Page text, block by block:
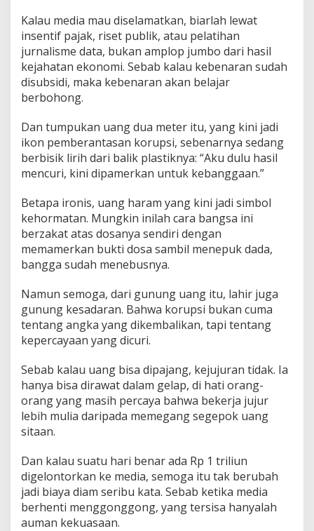
Kalau media mau diselamatkan, biarlah lewat
insentif pajak, riset publik, atau pelatihan
jurnalisme data, bukan amplop jumbo dari hasil
kejahatan ekonomi. Sebab kalau kebenaran sudah
disubsidi, maka kebenaran akan belajar
berbohong.
Dan tumpukan uang dua meter itu, yang kini jadi
ikon pemberantasan korupsi, sebenarnya sedang
berbisik lirih dari balik plastiknya: “Aku dulu hasil
mencuri, kini dipamerkan untuk kebanggaan.”
Betapa ironis, uang haram yang kini jadi simbol
kehormatan. Mungkin inilah cara bangsa ini
berzakat atas dosanya sendiri dengan
memamerkan bukti dosa sambil menepuk dada,
bangga sudah menebusnya.
Namun semoga, dari gunung uang itu, lahir juga
gunung kesadaran. Bahwa korupsi bukan cuma
tentang angka yang dikembalikan, tapi tentang
kepercayaan yang dicuri.
Sebab kalau uang bisa dipajang, kejujuran tidak. Ia
hanya bisa dirawat dalam gelap, di hati orang-
orang yang masih percaya bahwa bekerja jujur
lebih mulia daripada memegang segepok uang
sitaan.
Dan kalau suatu hari benar ada Rp 1 triliun
digelontorkan ke media, semoga itu tak berubah
jadi biaya diam seribu kata. Sebab ketika media
berhenti menggonggong, yang tersisa hanyalah
auman kekuasaan.